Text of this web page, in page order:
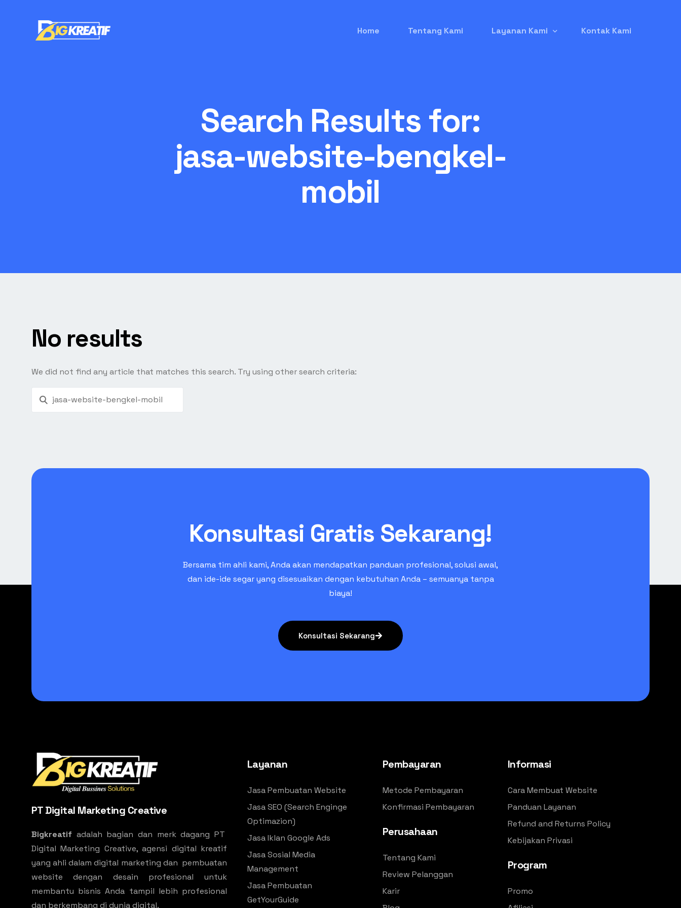
Home Tentang Kami Layanan Kami
Jasa Kelola Instagram
Kontak Kami
Search Results for:
jasa-website-bengkel-
mobil
No results
We did not find any article that matches this search. Try using other search criteria:
Konsultasi Gratis Sekarang!
Bersama tim ahli kami, Anda akan mendapatkan panduan profesional, solusi awal,
dan ide-ide segar yang disesuaikan dengan kebutuhan Anda – semuanya tanpa
biaya!
Konsultasi Sekarang
PT Digital Marketing Creative
Bigkreatif adalah bagian dan merk dagang PT
Digital Marketing Creative, agensi digital kreatif
yang ahli dalam digital marketing dan pembuatan
website dengan desain profesional untuk
membantu bisnis Anda tampil lebih profesional
dan berkembang di dunia digital.
Layanan
Jasa Pembuatan Website
Jasa SEO (Search Enginge
Optimazion)
Jasa Iklan Google Ads
Jasa Sosial Media
Management
Jasa Pembuatan
GetYourGuide
Pembayaran
Metode Pembayaran
Konfirmasi Pembayaran
Perusahaan
Tentang Kami
Review Pelanggan
Karir
Informasi
Cara Membuat Website
Panduan Layanan
Refund and Returns Policy
Kebijakan Privasi
Program
Promo